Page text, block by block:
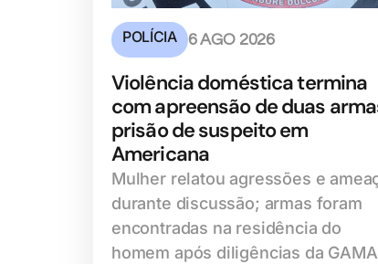
POLÍCIA 6 AGO 2026
Violência doméstica termina
com apreensão de duas
prisão de suspeito em
Americana
Mulher relatou agressões e
durante discussão; armas foram
encontradas na residência do
homem após diligências da GAMA